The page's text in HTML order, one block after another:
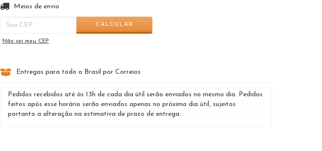
Entregas para o CEP:
Meios de envio
CALCULAR
Não sei meu CEP
Entregas para todo o Brasil por Correios
Pedidos recebidos até às 13h de cada dia útil serão enviados no mesmo dia. Pedidos
feitos após esse horário serão enviados apenas no próximo dia útil, sujeitos
portanto a alteração na estimativa de prazo de entrega.